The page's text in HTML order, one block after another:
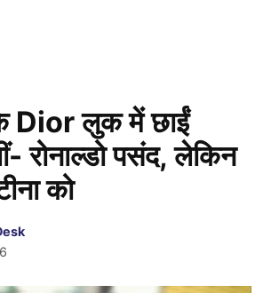
Dior लुक में छाईं
रोनाल्डो पसंद, लेकिन
को